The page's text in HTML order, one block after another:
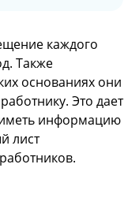
каждого
Также
основаниях они
Это дает
иметь информацию
лист